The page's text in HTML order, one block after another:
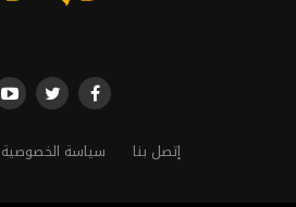
إتصل بنا سياسة الخصوصية